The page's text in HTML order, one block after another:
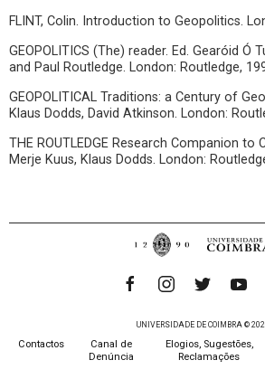
FLINT, Colin. Introduction to Geopolitics.
GEOPOLITICS (The) reader. Ed. Gearóid Ó
and Paul Routledge. London: Routledge,
GEOPOLITICAL Traditions: a Century of
Klaus Dodds, David Atkinson. London:
THE ROUTLEDGE Research Companion to
Merje Kuus, Klaus Dodds. London:
UNIVERSIDADE DE COIMBRA ©
Contactos
Canal de
Denúncia
Elogios, Sugestões,
Reclamações